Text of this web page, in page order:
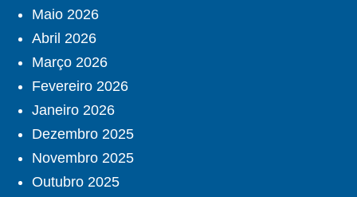
Maio 2026
Abril 2026
Março 2026
Fevereiro 2026
Janeiro 2026
Dezembro 2025
Novembro 2025
Outubro 2025